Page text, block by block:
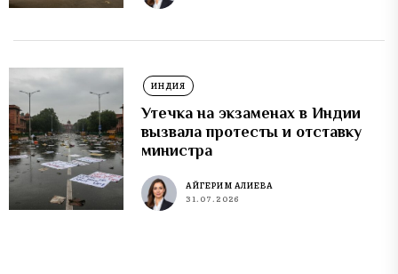
ИНДИЯ
Утечка на экзаменах в Индии
вызвала протесты и отставку
министра
АЙГЕРИМ АЛИЕВА
31.07.2026